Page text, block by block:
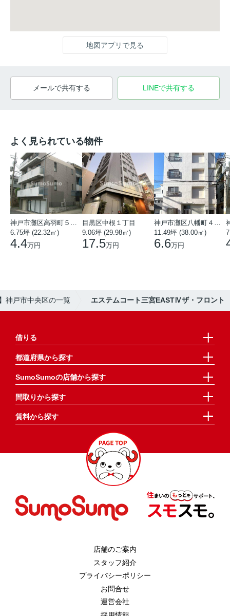
地図アプリで見る
メールで共有する LINEで共有する
よく見られている物件
6.75坪 (22.32㎡)
4.4万円
目黒区中根１丁目
9.06坪 (29.98㎡)
17.5万円
11.49坪 (38.00㎡)
6.6万円
神戸市中央区の一覧 エステムコート三宮EASTⅣザ・フロント
借りる
都道府県から探す
SumoSumoの店舗から探す
間取りから探す
賃料から探す
店舗のご案内
スタッフ紹介
プライバシーポリシー
お問合せ
運営会社